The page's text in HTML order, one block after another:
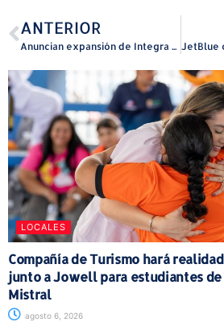
ANTERIOR
Anuncian expansión de Integra LifeSciences en Añasco con una inversión de $17 millones
LOCALES
Compañía de Turismo hará
junto a Jowell para estudiantes de
Mistral
agosto 6, 2026